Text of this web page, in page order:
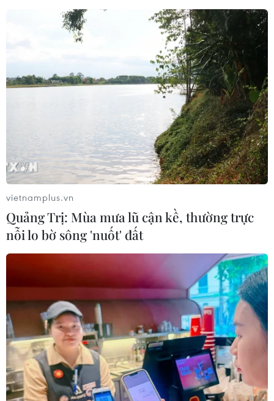
TIN CÙNG CHUYÊN MỤC
Lần đầu tiên chụp được bề mặt Mặt
Ca vi phẫu ghép da đầu hiếm gặp
giúp bé gái phục hồi sau 10 năm
06/08/2026 07:15
Việt Nam hướng tới làm
chủ 10 công nghệ lõi vào năm 2030
06/08/2026 04:38
Việt Nam và Lào thúc đẩy hợp tác
khoa học
05/08/2026 23:43
vietnamplus.vn
Quảng Trị: Mùa mưa lũ cận kề, thường trực
nỗi lo bờ sông 'nuốt' đất